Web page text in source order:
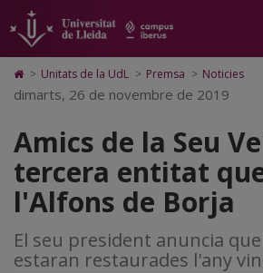
Amics
de
la
Seu
Vella,
tercera
entitat
que
rep
pàgina
principal.
Universitat
Lleida
contingut
principal
Mapa
Web.
Universitat
Cerca
Accessibilitat.
Universitat
Lleida
Icono
de
Home
ir
a
la
página
de
inicio
> Unitats de la UdL > Premsa > Noticies
dimarts, 26 de novembre de 2019
Amics de la Seu
tercera entitat
l'Alfons de Borja
El seu president anuncia
estaran restaurades l'any